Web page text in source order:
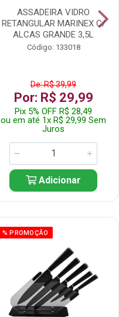
ASSADEIRA VIDRO
RETANGULAR MARINEX C/
ALCAS GRANDE 3,5L
Código: 133018
De: R$ 39,99
Por: R$ 29,99
Pix 5% OFF R$ 28,49
ou em até 1x R$ 29,99 Sem
Juros
Adicionar
% PROMOÇÃO